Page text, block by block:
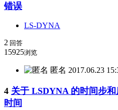
错误
LS-DYNA
2 回答
15925浏览
匿名 2017.06.23
4 关于 LSDYNA 的时间步
时间